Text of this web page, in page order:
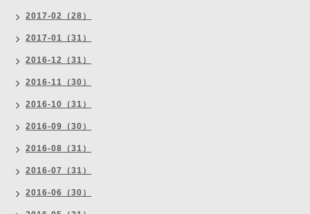
2017-02（28）
2017-01（31）
2016-12（31）
2016-11（30）
2016-10（31）
2016-09（30）
2016-08（31）
2016-07（31）
2016-06（30）